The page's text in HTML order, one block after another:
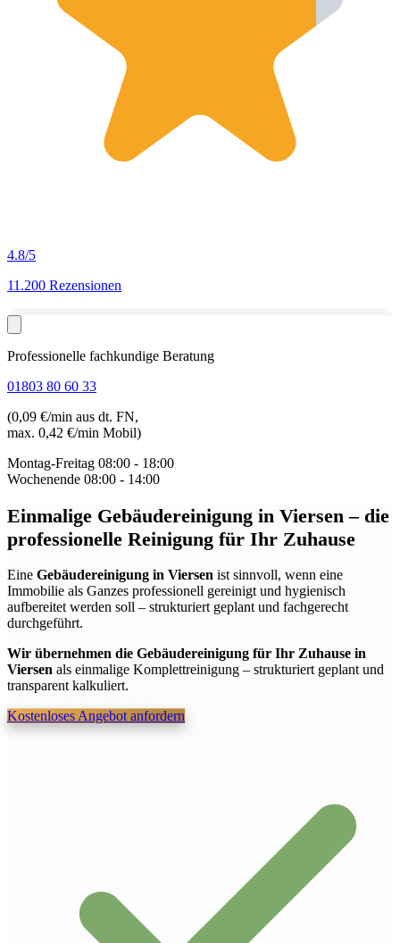
4.8/5
11.200 Rezensionen
Professionelle fachkundige Beratung
01803 80 60 33
(0,09 €/min aus dt. FN,
max. 0,42 €/min Mobil)
Montag-Freitag 08:00 - 18:00
Wochenende 08:00 - 14:00
Einmalige Gebäudereinigung in Viersen– die
professionelle Reinigung für Ihr Zuhause
Eine Gebäudereinigung in Viersen ist sinnvoll, wenn eine
Immobilie als Ganzes professionell gereinigt und hygienisch
aufbereitet werden soll – strukturiert geplant und fachgerecht
durchgeführt.
Wir übernehmen die Gebäudereinigung für Ihr Zuhause in
Viersen als einmalige Komplettreinigung – strukturiert geplant und
transparent kalkuliert.
Kostenloses Angebot anfordern